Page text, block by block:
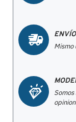
Mismo